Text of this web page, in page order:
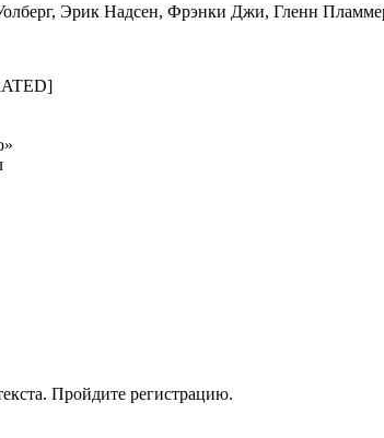
Эрик Надсен, Фрэнки Джи, Гленн
Пройдите регистрацию.